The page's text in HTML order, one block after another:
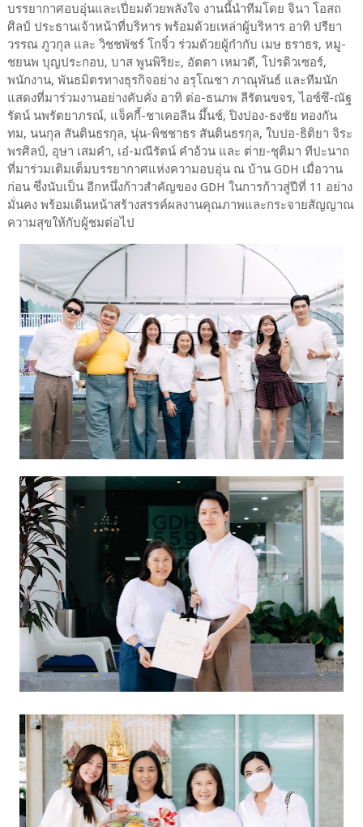
บรรยากาศอบอุ่นและเปี่ยมด้วยพลังใจ งานนี้นำทีมโดย จินา โอสถ
ศิลป์ ประธานเจ้าหน้าที่บริหาร พร้อมด้วยเหล่าผู้บริหาร อาทิ ปรียา
วรรณ ภูวกุล และ วิชชพัชร์ โกจิ๋ว ร่วมด้วยผู้กำกับ เมษ ธราธร, หมู-
ชยนพ บุญประกอบ, บาส พูนพิริยะ, อัตตา เหมวดี, โปรดิวเซอร์,
พนักงาน, พันธมิตรทางธุรกิจอย่าง อรุโณชา ภาณุพันธ์ และทีมนัก
แสดงที่มาร่วมงานอย่างคับคั่ง อาทิ ต่อ-ธนภพ ลีรัตนขจร, ไอซ์ซึ-ณัฐ
รัตน์ นพรัตยาภรณ์, แจ็คกี้-ชาเคอลีน มึ้นช์, ปิงปอง-ธงชัย ทองกัน
ทม, นนกุล สันตินธรกุล, นุ่น-พิชชาธร สันตินธรกุล, ใบปอ-ธิติยา จิระ
พรศิลป์, อุษา เสมคำ, เอ๋-มณีรัตน์ คำอ้วน และ ต่าย-ชุติมา ทีปะนาถ
ที่มาร่วมเติมเต็มบรรยากาศแห่งความอบอุ่น ณ บ้าน GDH เมื่อวาน
ก่อน ซึ่งนับเป็น อีกหนึ่งก้าวสำคัญของ GDH ในการก้าวสู่ปีที่ 11 อย่าง
มั่นคง พร้อมเดินหน้าสร้างสรรค์ผลงานคุณภาพและกระจายสัญญาณ
ความสุขให้กับผู้ชมต่อไป